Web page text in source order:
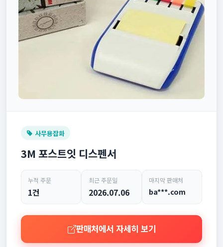
사무용잡화
3M 포스트잇 디스펜서
누적 주문
1건
최근 주문일
2026.07.06
마지막 판매처
ba***.com
판매처에서 자세히 보기